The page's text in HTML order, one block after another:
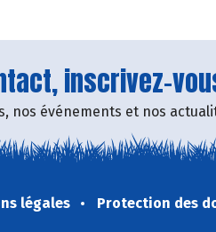
inscrivez-
nos événements et nos
légales Protection des